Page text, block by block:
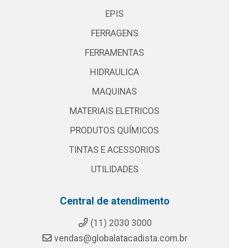
EPIS
FERRAGENS
FERRAMENTAS
HIDRAULICA
MAQUINAS
MATERIAIS ELETRICOS
PRODUTOS QUÍMICOS
TINTAS E ACESSORIOS
UTILIDADES
Central de atendimento
(11) 2030 3000
vendas@globalatacadista.com.br